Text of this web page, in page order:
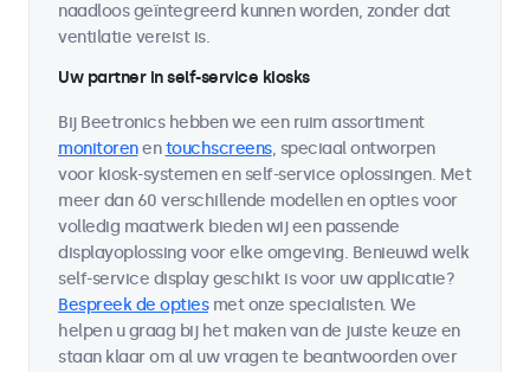
naadloos geïntegreerd kunnen worden, zonder dat
ventilatie vereist is.
Uw partner in self-service kiosks
Bij Beetronics hebben we een ruim assortiment
monitorenentouchscreens, speciaal ontworpen
voor kiosk-systemen en self-service oplossingen. Met
meer dan 60 verschillende modellen en opties voor
volledig maatwerk bieden wij een passende
displayoplossing voor elke omgeving. Benieuwd welk
self-service display geschikt is voor uw applicatie?
Bespreek de optiesmet onze specialisten. We
helpen u graag bij het maken van de juiste keuze en
staan klaar om al uw vragen te beantwoorden over